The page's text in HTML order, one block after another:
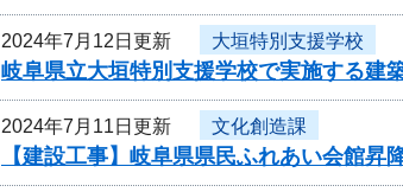
2024年7月12日更新 大垣特別支援学校
岐阜県立大垣特別支援学校で実施する建
2024年7月11日更新 文化創造課
【建設工事】岐阜県県民ふれあい会館